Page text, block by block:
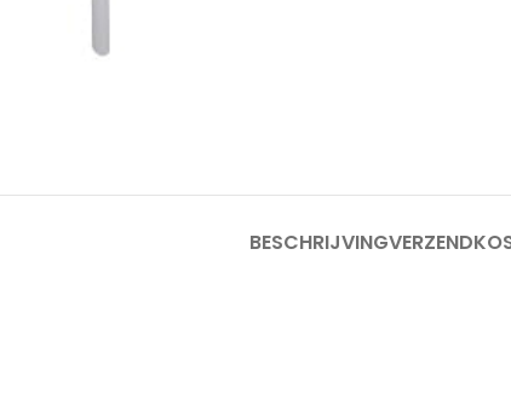
BESCHRIJVING